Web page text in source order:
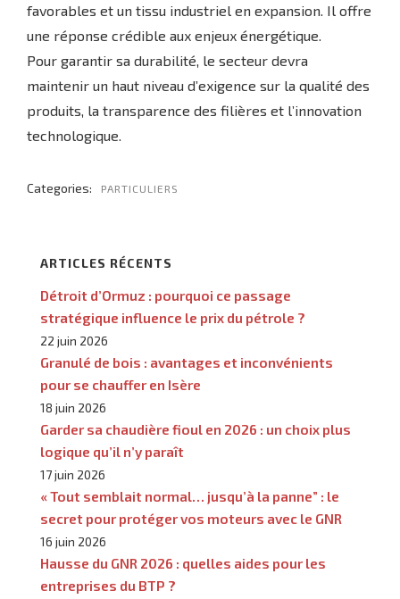
favorables et un tissu industriel en expansion. Il offre
une réponse crédible aux enjeux énergétique.
Pour garantir sa durabilité, le secteur devra
maintenir un haut niveau d’exigence sur la qualité des
produits, la transparence des filières et l’innovation
technologique.
Categories: PARTICULIERS
ARTICLES RÉCENTS
Détroit d’Ormuz : pourquoi ce passage
stratégique influence le prix du pétrole ?
22 juin 2026
Granulé de bois : avantages et inconvénients
pour se chauffer en Isère
18 juin 2026
Garder sa chaudière fioul en 2026 : un choix plus
logique qu’il n’y paraît
17 juin 2026
« Tout semblait normal… jusqu’à la panne” : le
secret pour protéger vos moteurs avec le GNR
16 juin 2026
Hausse du GNR 2026 : quelles aides pour les
entreprises du BTP ?